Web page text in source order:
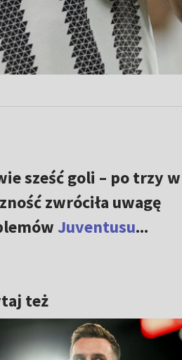
sześć goli – po trzy w
zwróciła uwagę
Juventusu...
też